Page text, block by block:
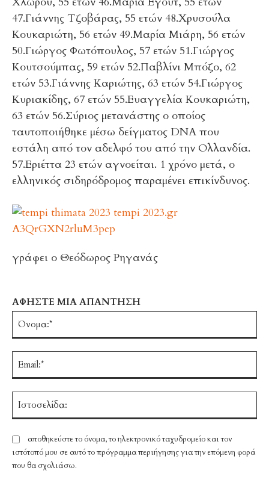
47.Γιάννης Τζοβάρας, 55 ετών 48.Χρυσούλα
Κουκαριώτη, 56 ετών 49.Μαρία Μιάρη, 56 ετών
50.Γιώργος Φωτόπουλος, 57 ετών 51.Γιώργος
Κουτσούμπας, 59 ετών 52.Παβλίνι Μπόζο, 62
ετών 53.Γιάννης Καριώτης, 63 ετών 54.Γιώργος
Κυριακίδης, 67 ετών 55.Ευαγγελία Κουκαριώτη,
63 ετών 56.Σύριος μετανάστης ο οποίος
ταυτοποιήθηκε μέσω δείγματος DNA που
εστάλη από τον αδελφό του από την Ολλανδία.
57.Εριέττα 23 ετών αγνοείται. 1 χρόνο μετά, ο
ελληνικός σιδηρόδρομος παραμένει επικίνδυνος.
γράφει ο Θεόδωρος Ρηγανάς
ΑΦΗΣΤΕ ΜΙΑ ΑΠΑΝΤΗΣΗ
αποθηκεύστε το όνομα, το ηλεκτρονικό ταχυδρομείο και τον
ιστότοπό μου σε αυτό το πρόγραμμα περιήγησης για την επόμενη φορά
που θα σχολιάσω.